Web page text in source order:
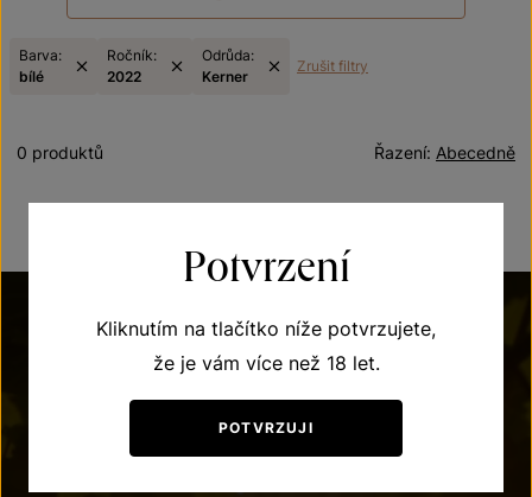
Barva:
bílé
Ročník:
2022
Odrůda:
Kerner
Zrušit filtry
Abecedně
Řazení:
0 produktů
Potvrzení
Kliknutím na tlačítko níže potvrzujete,
že je vám více než 18 let.
POTVRZUJI